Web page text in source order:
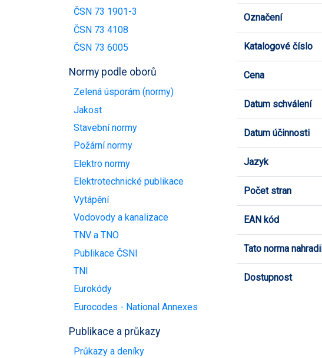
ČSN 73 1901-3
ČSN 73 4108
ČSN 73 6005
Normy podle oborů
Zelená úsporám (normy)
Jakost
Stavební normy
Požární normy
Elektro normy
Elektrotechnické publikace
Vytápění
Vodovody a kanalizace
TNV a TNO
Publikace ČSNI
TNI
Eurokódy
Eurocodes - National Annexes
Publikace a průkazy
Průkazy a deníky
Označení
Katalogové číslo
Cena
Datum schválení
Datum účinnosti
Jazyk
Počet stran
EAN kód
Tato norma
Dostupnost